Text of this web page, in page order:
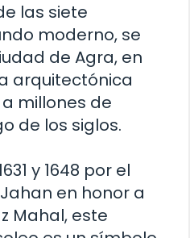
las siete
moderno, se
de Agra, en
arquitectónica
millones de
de los siglos.
y 1648 por el
en honor a
Mahal, este